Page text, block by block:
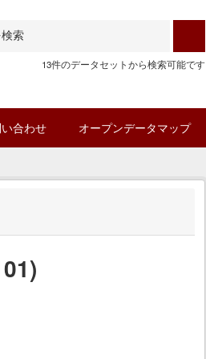
13件のデータセットから検索可能です
合わせ オープンデータマップ